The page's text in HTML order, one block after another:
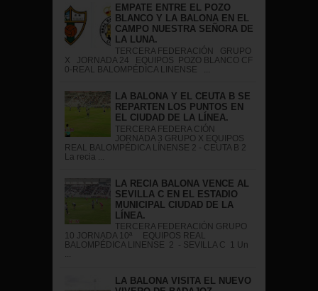
EMPATE ENTRE EL POZO
BLANCO Y LA BALONA EN EL
CAMPO NUESTRA SEÑORA DE
LA LUNA.
TERCERA FEDERACIÓN GRUPO
X JORNADA 24 EQUIPOS POZO BLANCO CF
0-REAL BALOMPÉDICA LINENSE ...
LA BALONA Y EL CEUTA B SE
REPARTEN LOS PUNTOS EN
EL CIUDAD DE LA LÍNEA.
TERCERA FEDERA CIÓN
JORNADA 3 GRUPO X EQUIPOS
REAL BALOMPÉDICA LÍNENSE 2 - CEUTA B 2
La recia ...
LA RECIA BALONA VENCE AL
SEVILLA C EN EL ESTADIO
MUNICIPAL CIUDAD DE LA
LÍNEA.
TERCERA FEDERACIÓN GRUPO
10 JORNADA 10ª EQUIPOS REAL
BALOMPÉDICA LINENSE 2 - SEVILLA C 1 Un
LA BALONA VISITA EL NUEVO